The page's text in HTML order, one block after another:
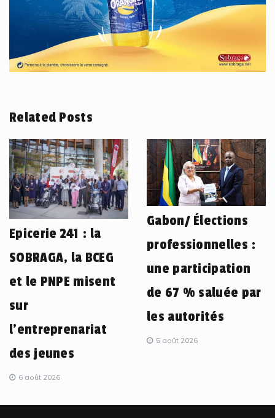
Related Posts
Epicerie 241 : la
SOBRAGA, la BCEG
et le PNPE misent
sur
l’entreprenariat
des jeunes
6 août 2026
Gabon/ Élections
professionnelles :
une participation
de 67 % saluée par
les autorités
5 août 2026